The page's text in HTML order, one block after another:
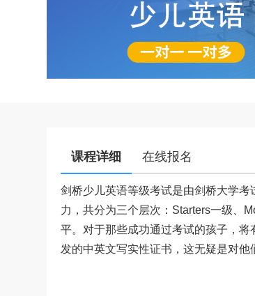
课程详细 在线报名
剑桥少儿英语等级考试是由剑桥大学
力，共分为三个层次：Starters一级、
平。对于那些成功通过考试的孩子，
发的中英文写实性证书，这无疑是对他